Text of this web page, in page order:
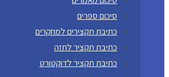
סיכום ספרים
כתיבת תקצירים למחקרים
כתיבת תקציר לתזה
כתיבת תקציר לדוקטורט